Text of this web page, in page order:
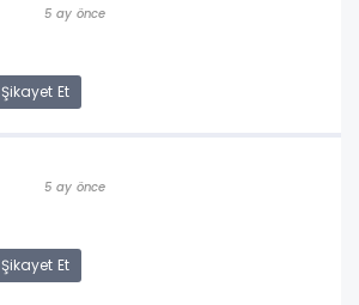
5 ay önce
Şikayet Et
5 ay önce
Şikayet Et